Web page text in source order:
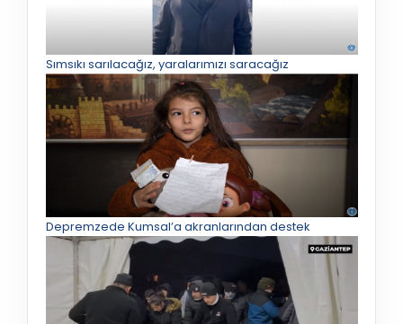
Sımsıkı sarılacağız, yaralarımızı saracağız
Depremzede Kumsal’a akranlarından destek